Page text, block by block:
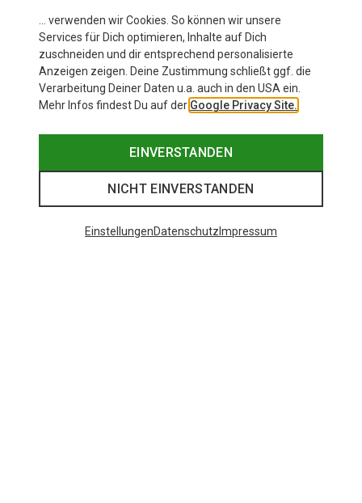
… verwenden wir Cookies. So können wir unsere
Services für Dich optimieren, Inhalte auf Dich
zuschneiden und dir entsprechend personalisierte
Anzeigen zeigen. Deine Zustimmung schließt ggf. die
Verarbeitung Deiner Daten u.a. auch in den USA ein.
Mehr Infos findest Du auf der Google Privacy Site.
EINVERSTANDEN
NICHT EINVERSTANDEN
EinstellungenDatenschutz Impressum